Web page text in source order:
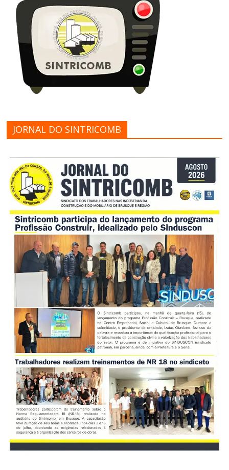
JORNAL DO SINTRICOMB